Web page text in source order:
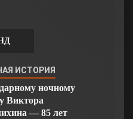
ИСТОРИЯ
ночному
Виктора
— 85 лет